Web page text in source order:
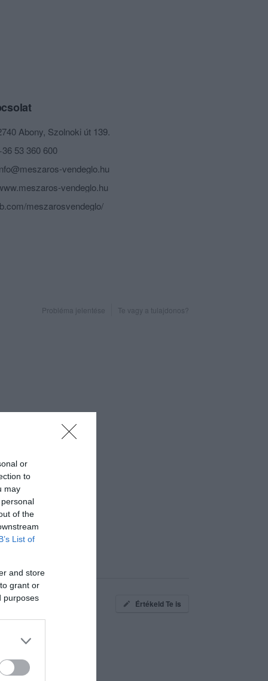
or
to
may
of the
List of
and store
grant or
purposes
Abony, Szolnoki út 139.
53 360 600
vendeglo.hu
vendeglo.hu
meszarosvendeglo/
Probléma jelentése Te vagy a tulajdonos?
Értékeld Te is